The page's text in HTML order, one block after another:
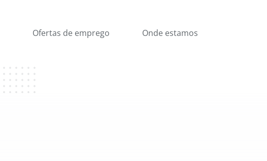
Ofertas de emprego Onde estamos